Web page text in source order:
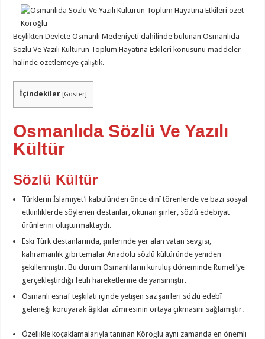
Köroğlu
Beylikten Devlete Osmanlı Medeniyeti dahilinde bulunanOsmanlıda
Sözlü Ve Yazılı Kültürün Toplum Hayatına Etkileri konusunu maddeler
halinde özetlemeye çalıştık.
İçindekiler [Göster]
Osmanlıda Sözlü Ve Yazılı
Kültür
Sözlü Kültür
Türklerin İslamiyet’i kabulünden önce dinî törenlerde ve bazı sosyal
etkinliklerde söylenen destanlar, okunan şiirler, sözlü edebiyat
ürünlerini oluşturmaktaydı.
Eski Türk destanlarında, şiirlerinde yer alan vatan sevgisi,
kahramanlık gibi temalar Anadolu sözlü kültüründe yeniden
şekillenmiştir. Bu durum Osmanlıların kuruluş döneminde Rumeli’ye
gerçekleştirdiği fetih hareketlerine de yansımıştır.
Osmanlı esnaf teşkilatı içinde yetişen saz şairleri sözlü edebî
geleneği koruyarak âşıklar zümresinin ortaya çıkmasını sağlamıştır.
Özellikle koçaklamalarıyla tanınan Köroğlu aynı zamanda en önemli